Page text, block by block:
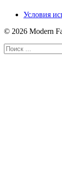
Условия
© 2026 Modern